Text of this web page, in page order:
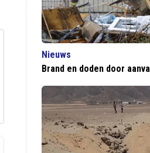
Nieuws
Brand en doden door